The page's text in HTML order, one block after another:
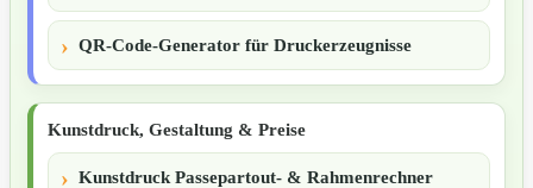
QR-Code-Generator für Druckerzeugnisse
Kunstdruck, Gestaltung & Preise
Kunstdruck Passepartout- & Rahmenrechner